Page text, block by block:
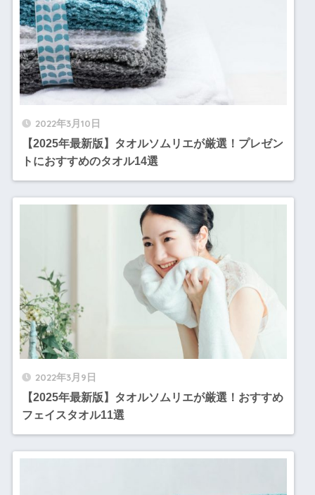
2022年3月10日
【2025年最新版】タオルソムリエが厳選！プレゼン
トにおすすめのタオル14選
2022年3月9日
【2025年最新版】タオルソムリエが厳選！おすすめ
フェイスタオル11選